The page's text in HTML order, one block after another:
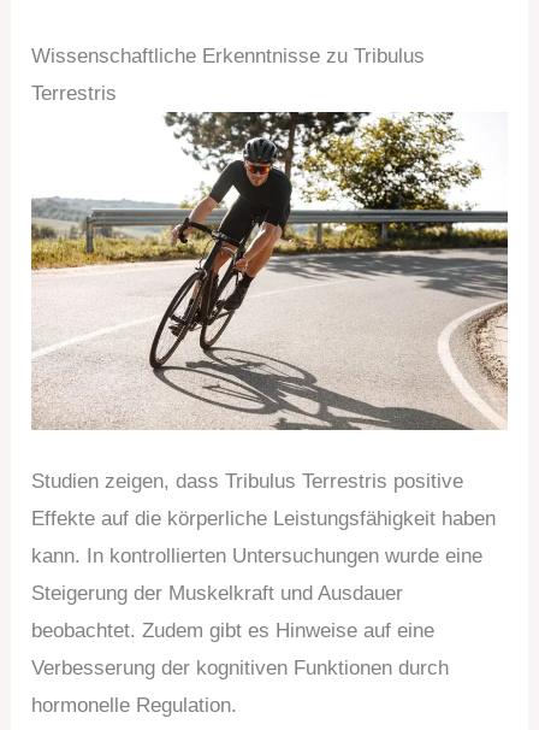
Wissenschaftliche Erkenntnisse zu Tribulus
Terrestris
Studien zeigen, dass Tribulus Terrestris positive
Effekte auf die körperliche Leistungsfähigkeit haben
kann. In kontrollierten Untersuchungen wurde eine
Steigerung der Muskelkraft und Ausdauer
beobachtet. Zudem gibt es Hinweise auf eine
Verbesserung der kognitiven Funktionen durch
hormonelle Regulation.